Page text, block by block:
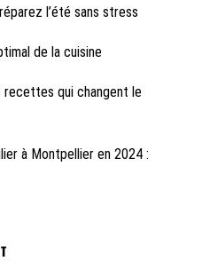
l’été sans stress
de la cuisine
recettes qui changent le
à Montpellier en 2024 :